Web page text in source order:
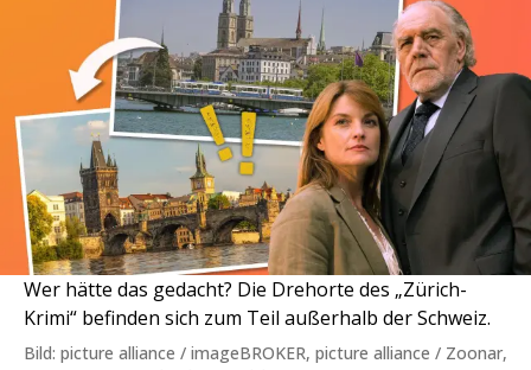
Wer hätte das gedacht? Die Drehorte des „Zürich-
Krimi“ befinden sich zum Teil außerhalb der Schweiz.
Bild: picture alliance / imageBROKER, picture alliance / Zoonar,